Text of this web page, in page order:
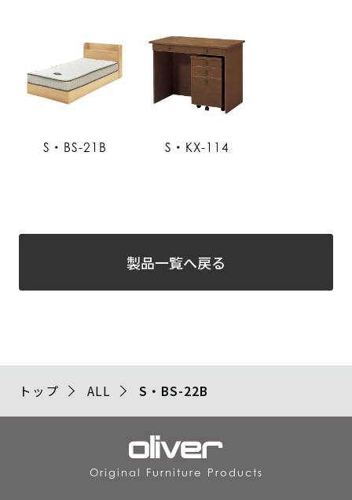
S・BS-21B S・KX-114
製品一覧へ戻る
トップ ALL S・BS-22B
Original Furniture Products